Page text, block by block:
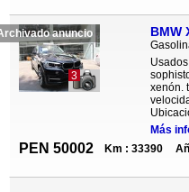
anuncio
3
BMW
xenón.
Más
PEN 50002 Km : 33390